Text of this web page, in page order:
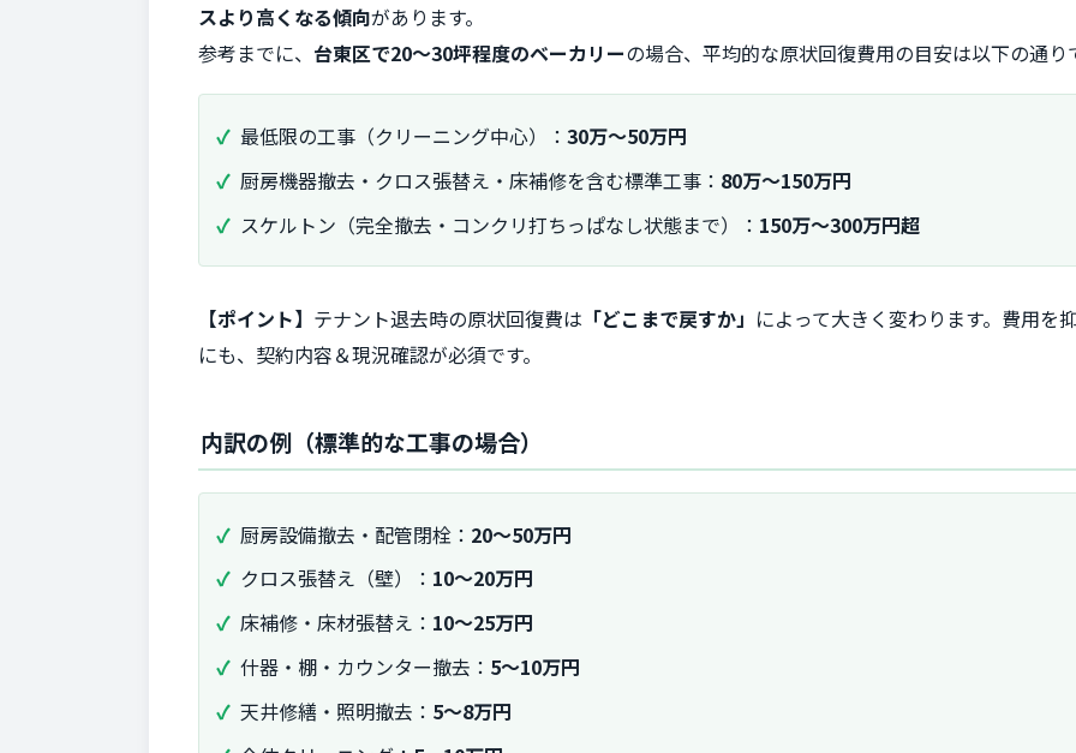
スより高くなる傾向があります。
参考までに、 台東区で20～30坪程度のベーカリーの場合、平均的な原状回復費用の目安は以下の通り
最低限の工事（クリーニング中心）： 30万～50万円
厨房機器撤去・クロス張替え・床補修を含む標準工事： 80万～150万円
スケルトン（完全撤去・コンクリ打ちっぱなし状態まで）： 150万～300万円超
【ポイント】 テナント退去時の原状回復費は 「どこまで戻すか」 によって大きく変わります。費用を
にも、契約内容＆現況確認が必須です。
内訳の例（標準的な工事の場合）
厨房設備撤去・配管閉栓： 20～50万円
クロス張替え（壁）： 10～20万円
床補修・床材張替え： 10～25万円
什器・棚・カウンター撤去： 5～10万円
天井修繕・照明撤去： 5～8万円